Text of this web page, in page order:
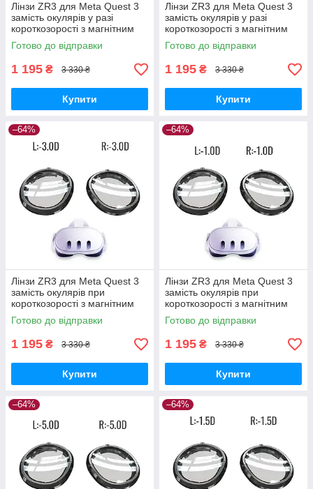
Лінзи ZR3 для Meta Quest 3
замість окулярів у разі
короткозорості з магнітним
кріпленням, Anti Blue —
L:-6.0D R:-6.0D
Готово до відправки
1 195 ₴ 3 330 ₴
Купити
Лінзи ZR3 для Meta Quest 3
замість окулярів у разі
короткозорості з магнітним
кріпленням, Anti Blue —
L:-2.0D R:-2.0D
Готово до відправки
1 195 ₴ 3 330 ₴
Купити
–64%
Лінзи ZR3 для Meta Quest 3
замість окулярів при
короткозорості з магнітним
кріпленням, Anti Blue —
L:-3.0D R:-3.0D
Готово до відправки
1 195 ₴ 3 330 ₴
Купити
–64%
Лінзи ZR3 для Meta Quest 3
замість окулярів при
короткозорості з магнітним
кріпленням, Anti Blue —
L:-1.0D R:-1.0D
Готово до відправки
1 195 ₴ 3 330 ₴
Купити
–64% –64%